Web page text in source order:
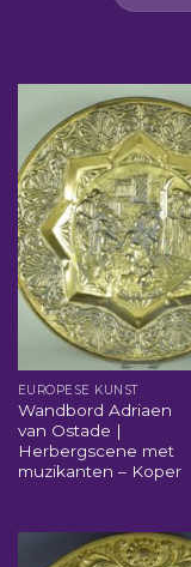
EUROPESE KUNST
Wandbord Adriaen
van Ostade |
Herbergscene met
muzikanten – Koper